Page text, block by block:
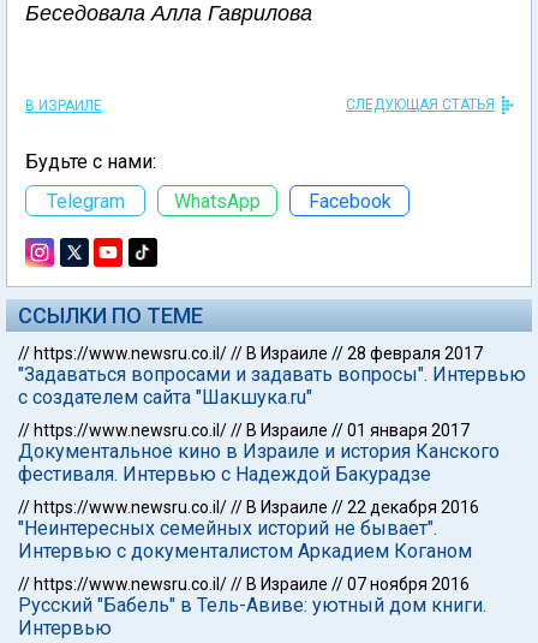
Беседовала Алла Гаврилова
В ИЗРАИЛЕ СЛЕДУЮЩАЯ СТАТЬЯ
Будьте с нами:
Telegram
WhatsApp Facebook
ССЫЛКИ ПО ТЕМЕ
// https://www.newsru.co.il/// В Израиле //28 февраля 2017
"Задаваться вопросами и задавать вопросы". Интервью
с создателем сайта "Шакшука.ru"
// https://www.newsru.co.il/// В Израиле //01 января 2017
Документальное кино в Израиле и история Канского
фестиваля. Интервью с Надеждой Бакурадзе
// https://www.newsru.co.il/// В Израиле //22 декабря 2016
"Неинтересных семейных историй не бывает".
Интервью с документалистом Аркадием Коганом
// https://www.newsru.co.il/// В Израиле //07 ноября 2016
Русский "Бабель" в Тель-Авиве: уютный дом книги.
Интервью